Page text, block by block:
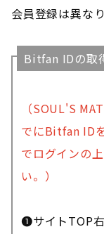
会員登録は異なり
Bitfan IDの取
（SOUL'S
でにBitfan ID
でログインの
い。）
❶サイトTOP